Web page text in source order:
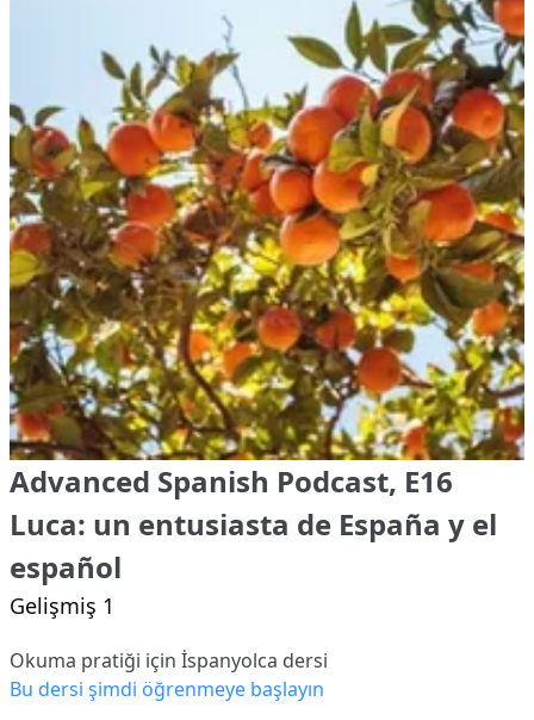
Advanced Spanish Podcast, E16
Luca: un entusiasta de España y el
español
Gelişmiş 1
Okuma pratiği için İspanyolca dersi
Bu dersi şimdi öğrenmeye başlayın